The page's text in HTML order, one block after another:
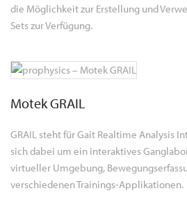
die Möglichkeit zur Erstellung und
Sets zur Verfügung.
Motek GRAIL
GRAIL steht für Gait Realtime Analysis
sich dabei um ein interaktives
virtueller Umgebung,
verschiedenen Trainings-Applikationen.